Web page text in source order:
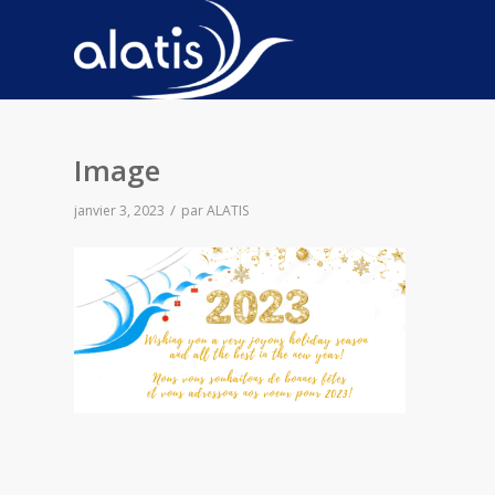
Image
janvier 3, 2023 / parALATIS